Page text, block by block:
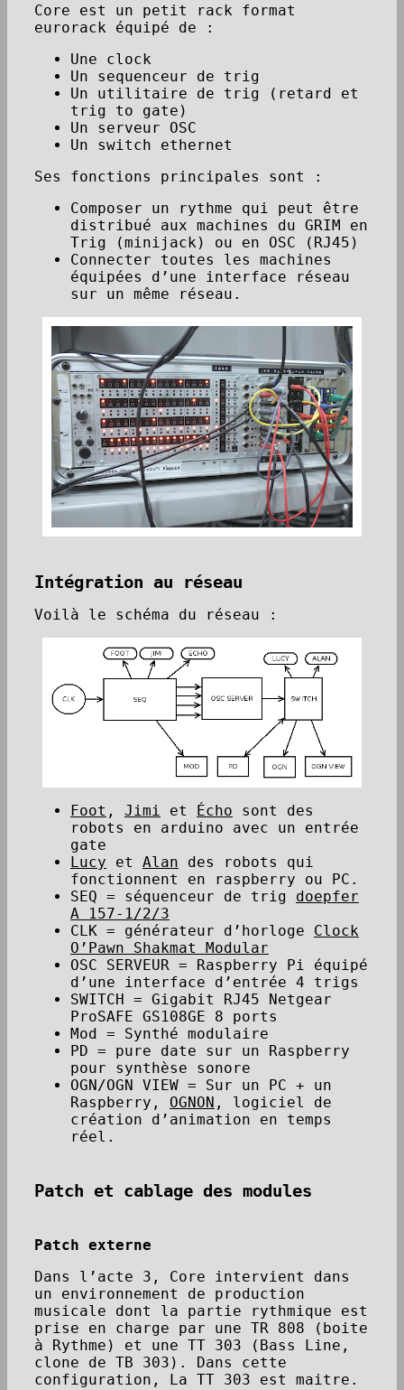
Core est un petit rack format
eurorack équipé de :
Une clock
Un sequenceur de trig
Un utilitaire de trig (retard et
trig to gate)
Un serveur OSC
Un switch ethernet
Ses fonctions principales sont :
Composer un rythme qui peut être
distribué aux machines du GRIM en
Trig (minijack) ou en OSC (RJ45)
Connecter toutes les machines
équipées d’une interface réseau
sur un même réseau.
Intégration au réseau
Voilà le schéma du réseau :
Foot , Jimi et Écho sont des
robots en arduino avec un entrée
gate
Lucy et Alan des robots qui
fonctionnent en raspberry ou PC.
SEQ = séquenceur de trig doepfer
A 157-1/2/3
CLK = générateur d’horloge Clock
O’Pawn Shakmat Modular
OSC SERVEUR = Raspberry Pi équipé
d’une interface d’entrée 4 trigs
SWITCH = Gigabit RJ45 Netgear
ProSAFE GS108GE 8 ports
Mod = Synthé modulaire
PD = pure date sur un Raspberry
pour synthèse sonore
OGN/OGN VIEW = Sur un PC + un
Raspberry, OGNON , logiciel de
création d’animation en temps
réel.
Patch et cablage des modules
Patch externe
Dans l’acte 3, Core intervient dans
un environnement de production
musicale dont la partie rythmique est
prise en charge par une TR 808 (boite
à Rythme) et une TT 303 (Bass Line,
clone de TB 303). Dans cette
configuration, La TT 303 est maitre.